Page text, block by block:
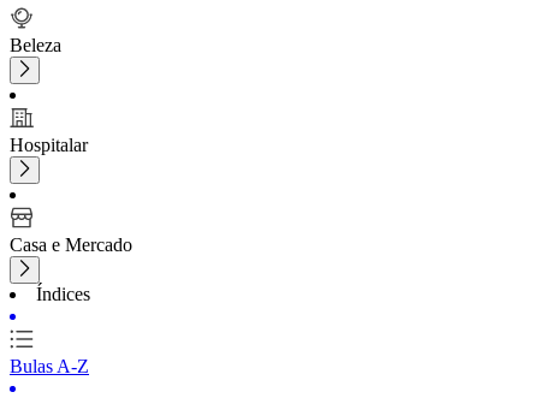
Beleza
Hospitalar
Casa e Mercado
Índices
Bulas A-Z